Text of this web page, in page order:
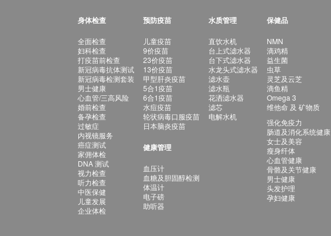
身体检查
全面检查
妇科检查
打疫苗前检查
新冠病毒抗体测试
新冠病毒检测套装
男士健康
心血管/三高风险
婚前检查
备孕检查
过敏症
内视镜服务
癌症测试
家佣体检
DNA 测试
视力检查
听力检查
中医保健
儿童发展
企业体检
预防疫苗
儿童疫苗
9价疫苗
23价疫苗
13价疫苗
甲型肝炎疫苗
5合1疫苗
6合1疫苗
水痘疫苗
轮状病毒口服疫苗
日本脑炎疫苗
健康管理
血压计
血糖及胆固醇检测
体温计
电子磅
助听器
水质管理
直饮水机
台上式滤水器
台下式滤水器
水龙头式滤水器
滤水壶
滤水瓶
花洒滤水器
滤芯
电解水机
保健品
NMN
滴鸡精
益生菌
虫草
灵芝及云芝
滴鱼精
Omega 3
维他命 及 矿物质
强化免疫力
肠道及消化系统健康
女士及美容
瘦身纤体
心血管健康
骨骼及关节健康
男士健康
头发护理
孕妇健康